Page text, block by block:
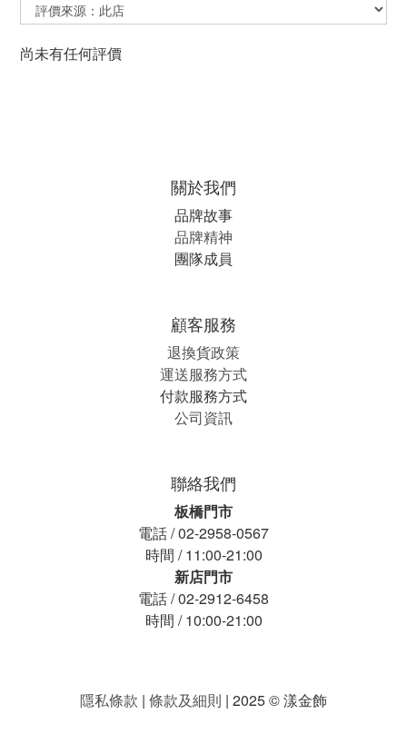
尚未有任何評價
關於我們
品牌故事
品牌精神
團隊成員
顧客服務
退換貨政策
運送服務方式
付款服務方式
公司資訊
聯絡我們
板橋門市
電話 / 02-2958-0567
時間 / 11:00-21:00
新店門市
電話 / 02-2912-6458
時間 / 10:00-21:00
隱私條款 | 條款及細則 | 2025 © 漾金飾